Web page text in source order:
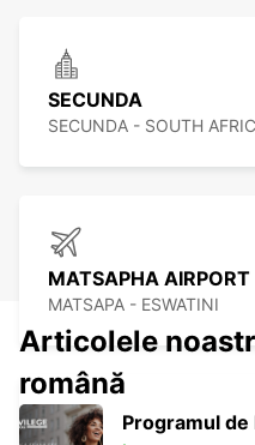
SECUNDA
SECUNDA - SOUTH
MATSAPHA AIRPORT
MATSAPA - ESWATINI
Articolele
română
Programul de